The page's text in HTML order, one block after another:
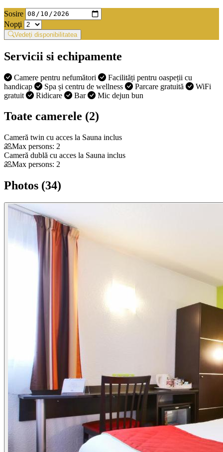
Sosire
Nopţi
Vedeți disponibilitatea
Servicii si echipamente
Camere pentru nefumători
Facilități pentru oaspeții cu
handicap
Spa și centru de wellness Parcare gratuită
WiFi
gratuit
Ridicare Bar Mic dejun bun
Toate camerele (2)
Cameră twin cu acces la Sauna inclus
Max persons: 2
Cameră dublă cu acces la Sauna inclus
Max persons: 2
Photos (34)